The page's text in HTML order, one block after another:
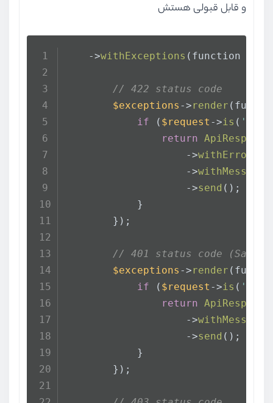
و قابل قبولی هستش
    ->
withExceptions (function
// 422 status code
$exceptions -> render
if ( $request ->is (
return ApiResponse
                    ->
withErrors
                    ->
withMessage
                    ->
send ();
            }
        });
// 401 status code
$exceptions -> render
if ( $request ->is (
return ApiResponse
                    ->
withMessage
                    ->
send ();
            }
        });